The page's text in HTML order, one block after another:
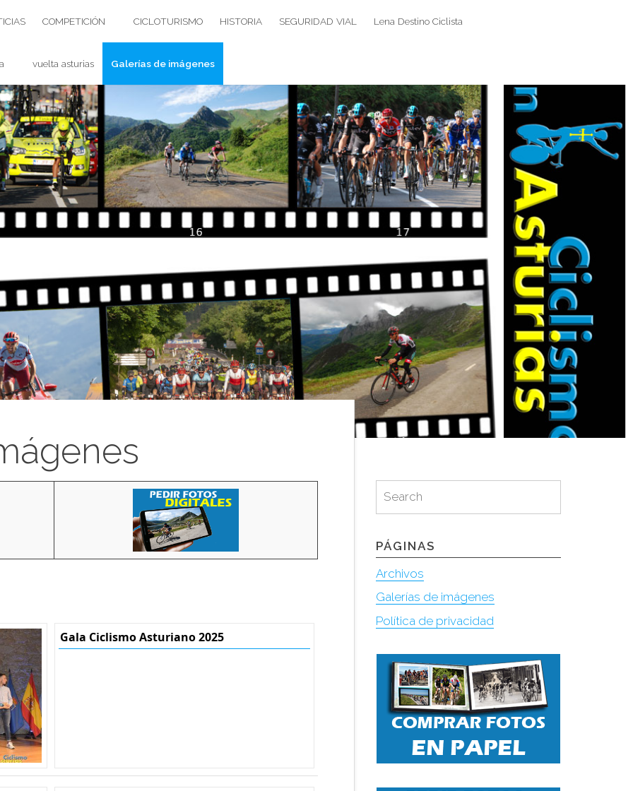
COMPETICIÓN CICLOTURISMO HISTORIA SEGURIDAD VIAL Lena Destino Ciclista
vuelta asturias Galerías de imágenes
Gala Ciclismo Asturiano 2025
for:
Search
PÁGINAS
Archivos
Galerías de imágenes
Política de privacidad